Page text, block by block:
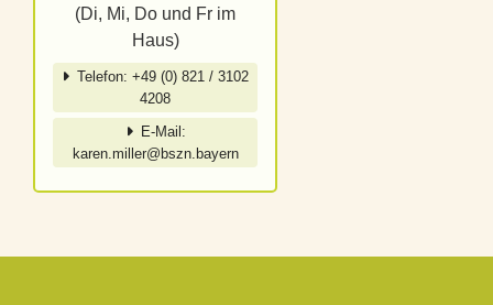
(Di, Mi, Do und Fr im
Haus)
Telefon: +49 (0) 821 / 3102
4208
E-Mail:
karen.miller@bszn.bayern